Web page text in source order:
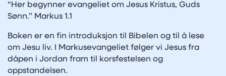
“Her begynner evangeliet om Jesus Kristus, Guds
Sønn.” Markus 1.1
Boken er en fin introduksjon til Bibelen og til å lese
om Jesu liv. I Markusevangeliet følger vi Jesus fra
dåpen i Jordan fram til korsfestelsen og
oppstandelsen.